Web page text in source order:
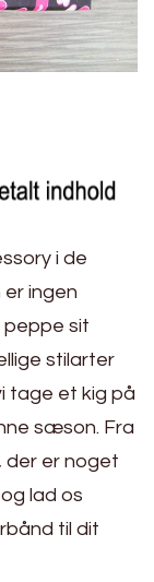
i de
ingen
peppe sit
stilarter
tage et kig på
sæson. Fra
der er noget
lad os
til dit